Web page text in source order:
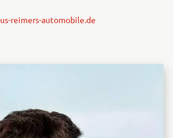
reimers-automobile.de